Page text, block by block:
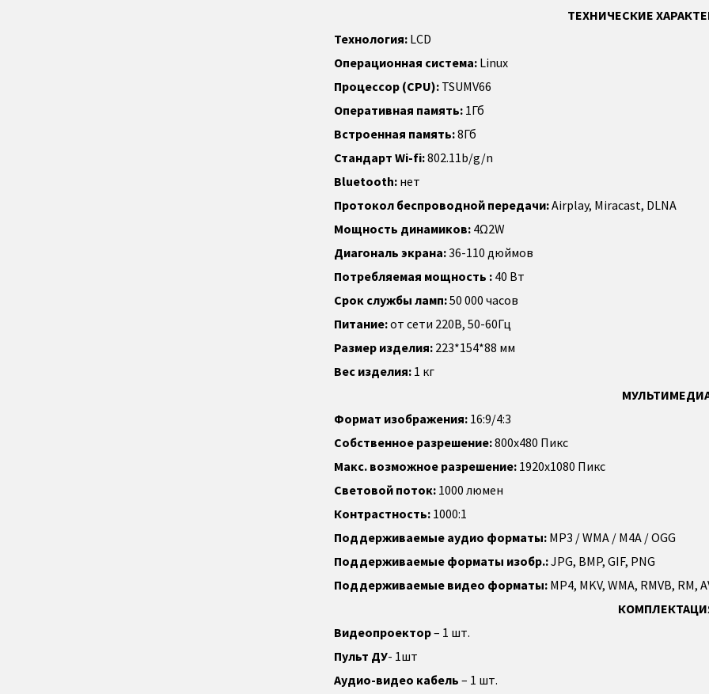
ТЕХНИЧЕСКИЕ
Технология: LCD
Операционная система: Linux
Процессор (CPU): TSUMV66
Оперативная память: 1Гб
Встроенная память:8Гб
Стандарт Wi-fi:802.11b/g/n
Bluetooth: нет
Протокол беспроводной передачи:Airplay, Miracast, DLNA
Мощность динамиков: 4Ω2W
Диагональ экрана:36-110 дюймов
Потребляемая мощность : 40 Вт
Срок службы ламп:50 000 часов
Питание:от сети 220В, 50-60Гц
Размер изделия: 223*154*88 мм
Вес изделия: 1 кг
Формат изображения: 16:9/4:3
Собственное разрешение:800x480 Пикс
Макс. возможное разрешение: 1920x1080 Пикс
Световой поток: 1000 люмен
Контрастность: 1000:1
Поддерживаемые аудио форматы: MP3 / WMA / M4A / OGG
Поддерживаемые форматы изобр.:JPG, BMP, GIF, PNG
Поддерживаемые видео форматы: MP4, MKV, WMA, RMVB, RM,
Видеопроектор– 1 шт.
Пульт ДУ- 1шт
Аудио-видео кабель – 1 шт.